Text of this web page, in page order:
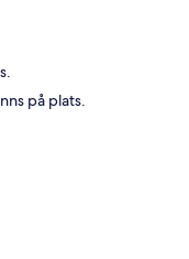
på plats.